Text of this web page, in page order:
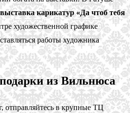
выставка карикатур «Да чтоб тебя
художественной графике
работы художника
из Вильнюса
в крупные ТЦ